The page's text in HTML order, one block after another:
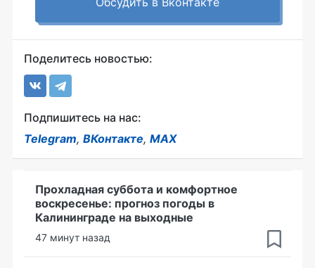
Поделитесь новостью:
Подпишитесь на нас:
Telegram, ВКонтакте, MAX
Прохладная суббота и комфортное
воскресенье: прогноз погоды в
Калининграде на выходные
47 минут назад